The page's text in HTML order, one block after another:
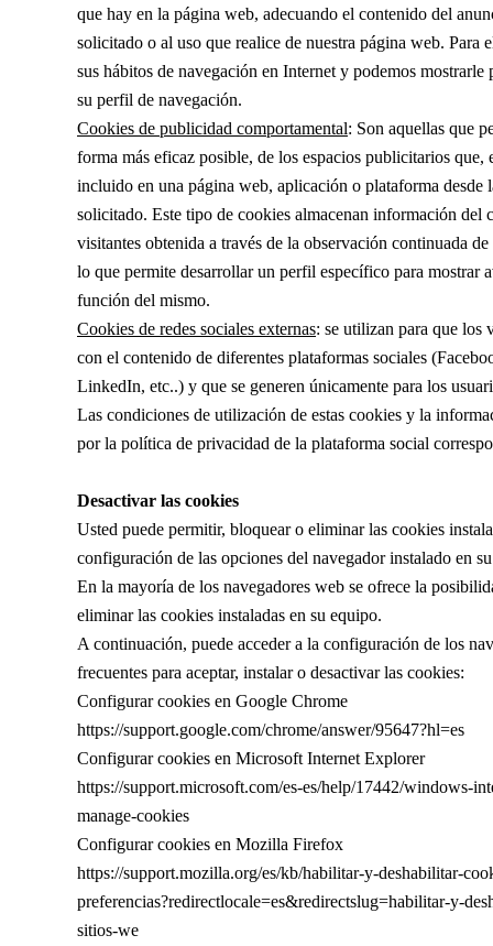
que hay en la página web, adecuando el contenido del
solicitado o al uso que realice de nuestra página web. Para
sus hábitos de navegación en Internet y podemos
su perfil de navegación.
Cookies de publicidad comportamental: Son aquellas que
forma más eficaz posible, de los espacios publicitarios que,
incluido en una página web, aplicación o plataforma desde
solicitado. Este tipo de cookies almacenan información del
visitantes obtenida a través de la observación continuada
lo que permite desarrollar un perfil específico para mostrar
función del mismo.
Cookies de redes sociales externas: se utilizan para que los
con el contenido de diferentes plataformas sociales
LinkedIn, etc..) y que se generen únicamente para los
Las condiciones de utilización de estas cookies y la
por la política de privacidad de la plataforma social
Desactivar las cookies
Usted puede permitir, bloquear o eliminar las cookies
configuración de las opciones del navegador instalado en
En la mayoría de los navegadores web se ofrece la
eliminar las cookies instaladas en su equipo.
A continuación, puede acceder a la configuración de los
frecuentes para aceptar, instalar o desactivar las cookies:
Configurar cookies en Google Chrome
https://support.google.com/chrome/answer/95647?hl=es
Configurar cookies en Microsoft Internet Explorer
https://support.microsoft.com/es-es/help/17442/windows-
manage-cookies
Configurar cookies en Mozilla Firefox
https://support.mozilla.org/es/kb/habilitar-y-deshabilitar-
preferencias?redirectlocale=es&redirectslug=habilitar-y-
sitios-we